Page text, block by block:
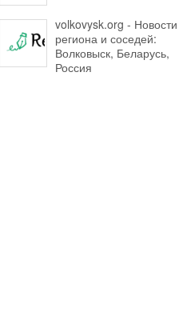
volkovysk.org - Новости
региона и соседей:
Волковыск, Беларусь,
Россия